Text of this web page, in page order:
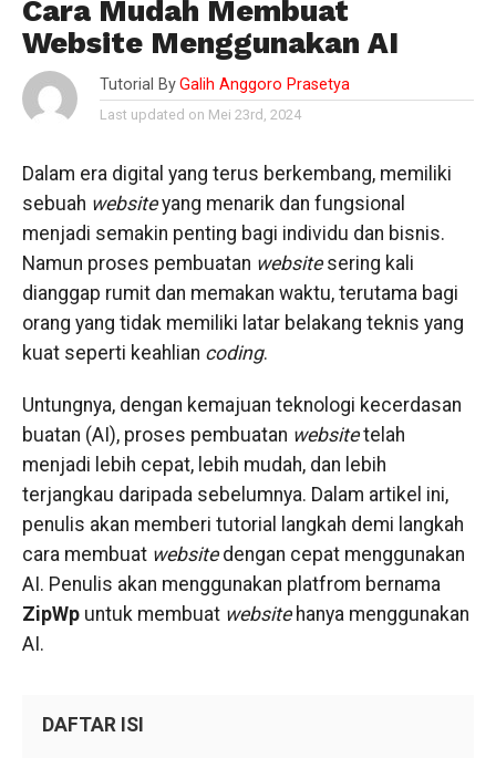
Cara Mudah Membuat
Website Menggunakan AI
Tutorial By Galih Anggoro Prasetya
Last updated on Mei 23rd, 2024
Dalam era digital yang terus berkembang, memiliki
sebuah websiteyang menarik dan fungsional
menjadi semakin penting bagi individu dan bisnis.
Namun proses pembuatan websitesering kali
dianggap rumit dan memakan waktu, terutama bagi
orang yang tidak memiliki latar belakang teknis yang
kuat seperti keahlian coding.
Untungnya, dengan kemajuan teknologi kecerdasan
buatan (AI), proses pembuatan websitetelah
menjadi lebih cepat, lebih mudah, dan lebih
terjangkau daripada sebelumnya. Dalam artikel ini,
penulis akan memberi tutorial langkah demi langkah
cara membuat websitedengan cepat menggunakan
AI. Penulis akan menggunakan platfrom bernama
ZipWpuntuk membuat websitehanya menggunakan
AI.
DAFTAR ISI